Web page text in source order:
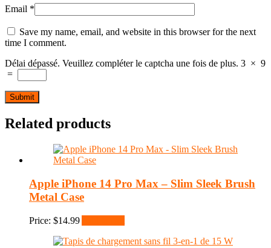
Email *
Save my name, email, and website in this browser for the next
time I comment.
Délai dépassé. Veuillez compléter le captcha une fois de plus. 3 × 9
=
Related products
Apple iPhone 14 Pro Max – Slim Sleek Brush
Metal Case
Price: $14.99